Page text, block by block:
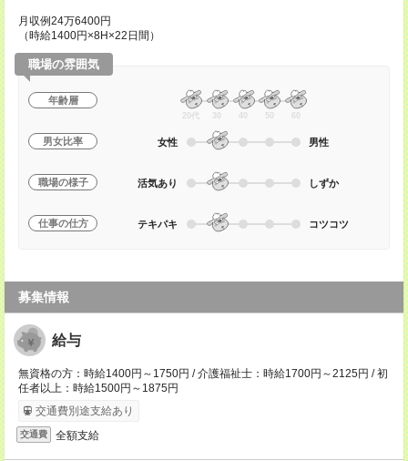
月収例24万6400円
（時給1400円×8H×22日間）
職場の雰囲気
年齢層
20代 30 40 50 60
男女比率 女性 男性
職場の様子 活気あり しずか
仕事の仕方 テキパキ コツコツ
募集情報
給与
無資格の方：時給1400円～1750円 / 介護福祉士：時給1700円～2125円 / 初
任者以上：時給1500円～1875円
交通費別途支給あり
交通費 全額支給